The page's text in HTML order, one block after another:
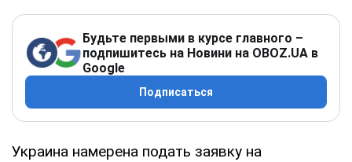
Будьте первыми в курсе главного –
подпишитесь на Новини на OBOZ.UA в
Google
Подписаться
Украина намерена подать заявку на